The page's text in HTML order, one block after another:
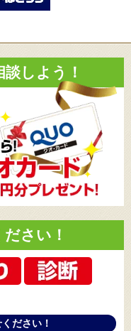
しよう！
さい！
ださい！